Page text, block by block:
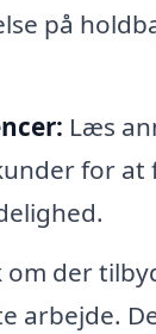
på
Læs
for at
om der
arbejde.